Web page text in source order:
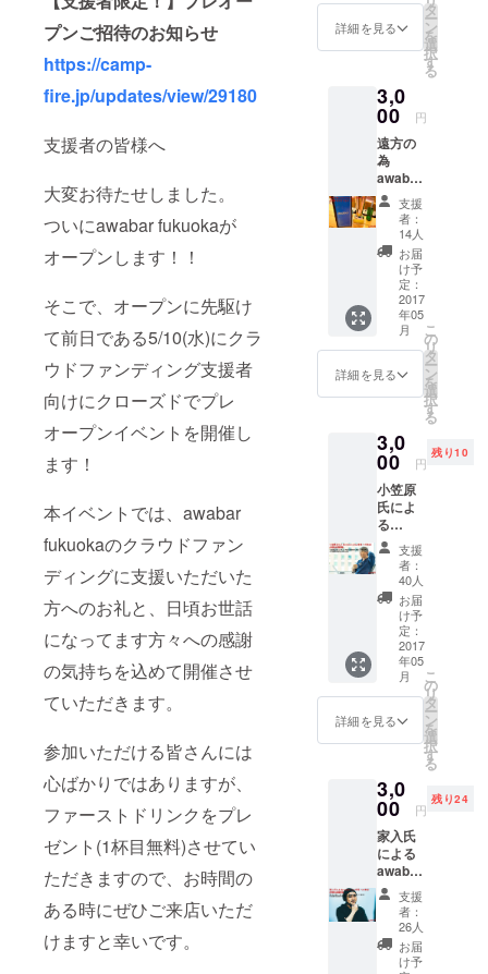
プンご招待のお知らせ
https://camp-
fire.jp/updates/view/29180
支援者の皆様へ
大変お待たせしました。
ついにawabar fukuokaが
オープンします！！
そこで、オープンに先駆け
て前日である5/10(水)にクラ
ウドファンディング支援者
向けにクローズドでプレ
オープンイベントを開催し
ます！
本イベントでは、awabar
fukuokaのクラウドファン
ディングに支援いただいた
方へのお礼と、日頃お世話
になってます方々への感謝
の気持ちを込めて開催させ
ていただきます。
参加いただける皆さんには
心ばかりではありますが、
ファーストドリンクをプレ
ゼント(1杯目無料)させてい
ただきますので、お時間の
ある時にぜひご来店いただ
けますと幸いです。
分) →
約9,600
awabar
fukuok
お礼の
メール
を送信
・ネー
ムボー
ドにお
名前を
記載 ・
ステッ
カーを
貼る ＊
回数券
は来店
時お渡
詳細を見る
タ
ー
ン
を
選
択
す
る
3,0
00 円
遠方の
為
awabar
Fukuok
aには行
けない
けどお
気持ち
だけで
もオー
ナー支
awabar
fukuok
a より
を送信
・ネー
ムボー
ドにお
名前を
記載
支援
者：
14人
お届
け予
定：
2017
年05
月
詳細を見る
こ
の
リ
タ
ー
ン
を
選
択
す
る
3,0
00 円
残り10
小笠原
氏によ
る
awabar
1Day 店
長 への
来店(時
期は要
調整) ・
小笠原
氏に
奢って
もらい
ながら
優先的
ます ・
1杯目無
料回数
券(12杯
分) →
約9,600
円分相
当が無
料！ ・
awabar
fukuok
支援
者：
40人
お届
け予
定：
2017
年05
月
詳細を見る
こ
の
リ
タ
ー
ン
を
選
択
す
る
3,0
00 円
残り24
家入氏
による
awabar
1Day 店
長 への
来店(時
期は要
調整) ・
支援
者：
26人
お届
け予